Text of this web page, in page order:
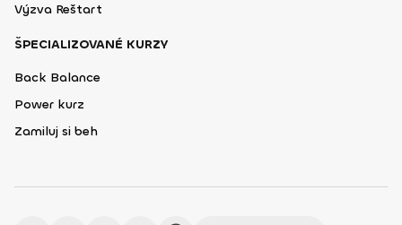
Výzva Reštart
ŠPECIALIZOVANÉ KURZY
Back Balance
Power kurz
Zamiluj si beh